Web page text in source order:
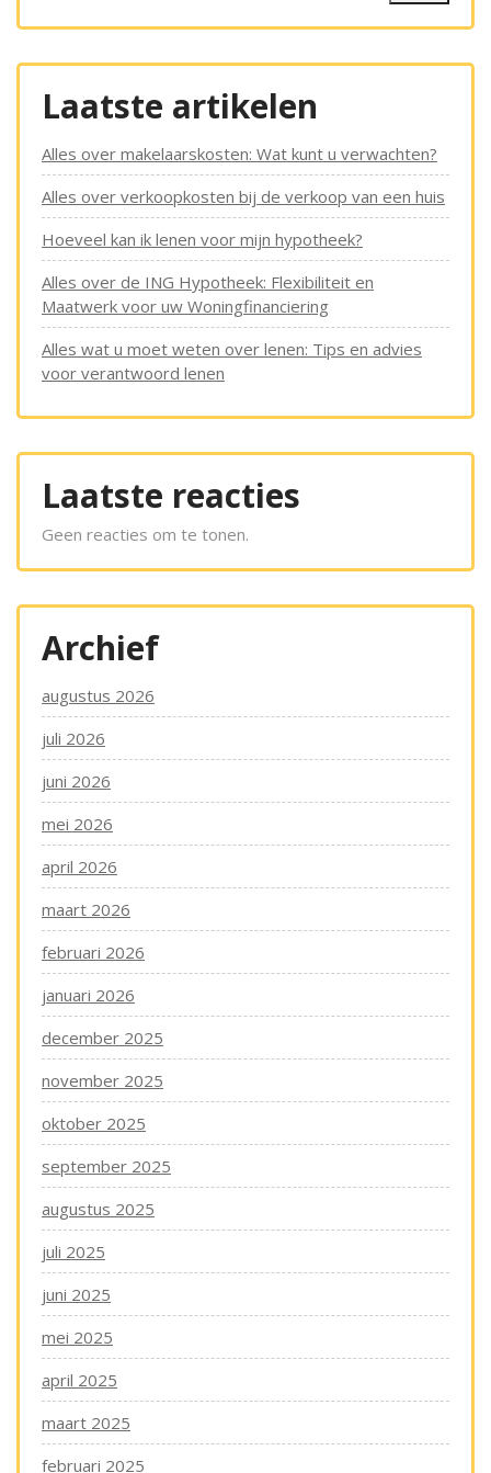
Laatste artikelen
Alles over makelaarskosten: Wat kunt u verwachten?
Alles over verkoopkosten bij de verkoop van een huis
Hoeveel kan ik lenen voor mijn hypotheek?
Alles over de ING Hypotheek: Flexibiliteit en
Maatwerk voor uw Woningfinanciering
Alles wat u moet weten over lenen: Tips en advies
voor verantwoord lenen
Laatste reacties
Geen reacties om te tonen.
Archief
augustus 2026
juli 2026
juni 2026
mei 2026
april 2026
maart 2026
februari 2026
januari 2026
december 2025
november 2025
oktober 2025
september 2025
augustus 2025
juli 2025
juni 2025
mei 2025
april 2025
maart 2025
februari 2025